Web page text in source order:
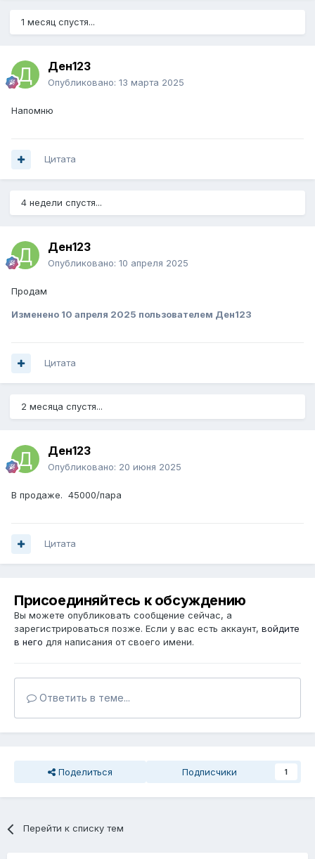
1 месяц спустя...
Ден123
Опубликовано: 13 марта 2025
Напомню
Цитата
4 недели спустя...
Ден123
Опубликовано: 10 апреля 2025
Продам
Изменено 10 апреля 2025 пользователем Ден123
Цитата
2 месяца спустя...
Ден123
Опубликовано: 20 июня 2025
В продаже. 45000/пара
Цитата
Присоединяйтесь к обсуждению
Вы можете опубликовать сообщение сейчас, а
зарегистрироваться позже. Если у вас есть аккаунт, войдите
в него для написания от своего имени.
Ответить в теме...
Поделиться Подписчики 1
Перейти к списку тем